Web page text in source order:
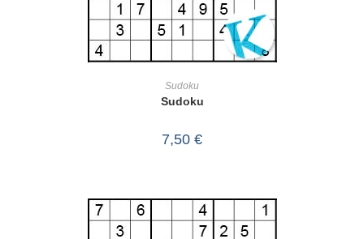
Sudoku
Sudoku
7,50 €